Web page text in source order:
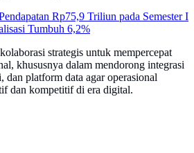
Rp75,9 Triliun pada Semester I
Tumbuh 6,2%
strategis untuk mempercepat
khususnya dalam mendorong integrasi
dan platform data agar operasional
dan kompetitif di era digital.